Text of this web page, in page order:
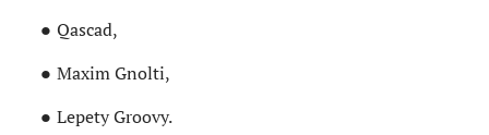
Qascad,
Maxim Gnolti,
Lepety Groovy.